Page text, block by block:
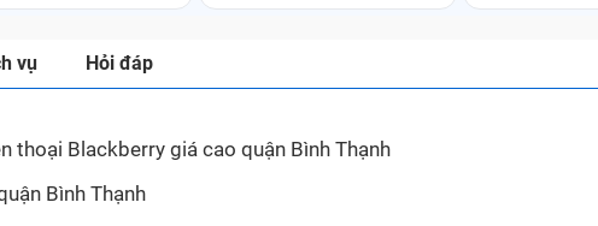
vụ Hỏi đáp
thoại Blackberry giá cao quận Bình Thạnh